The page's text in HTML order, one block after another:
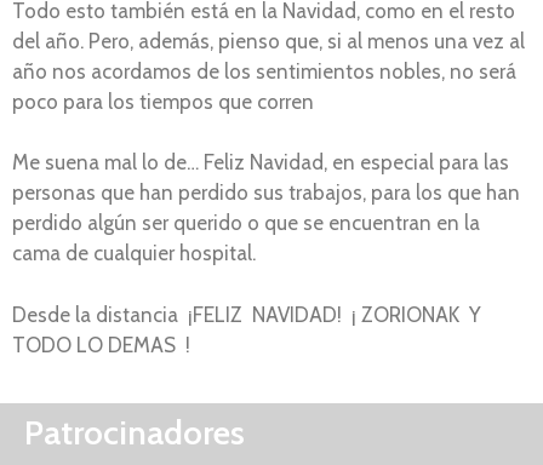
Todo esto también está en la Navidad, como en el resto
del año. Pero, además, pienso que, si al menos una vez al
año nos acordamos de los sentimientos nobles, no será
poco para los tiempos que corren
Me suena mal lo de… Feliz Navidad, en especial para las
personas que han perdido sus trabajos, para los que han
perdido algún ser querido o que se encuentran en la
cama de cualquier hospital.
Desde la distancia ¡FELIZ NAVIDAD! ¡ ZORIONAK Y
TODO LO DEMAS !
Patrocinadores